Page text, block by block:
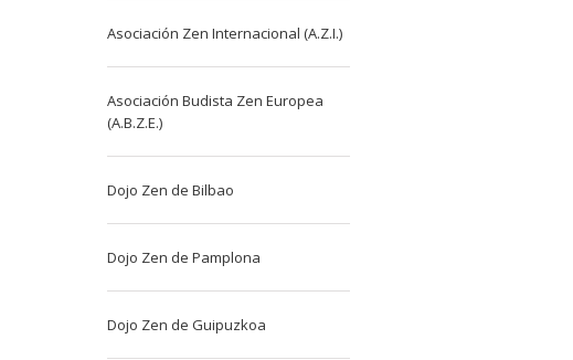
Asociación Zen Internacional (A.Z.I.)
Asociación Budista Zen Europea
(A.B.Z.E.)
Dojo Zen de Bilbao
Dojo Zen de Pamplona
Dojo Zen de Guipuzkoa